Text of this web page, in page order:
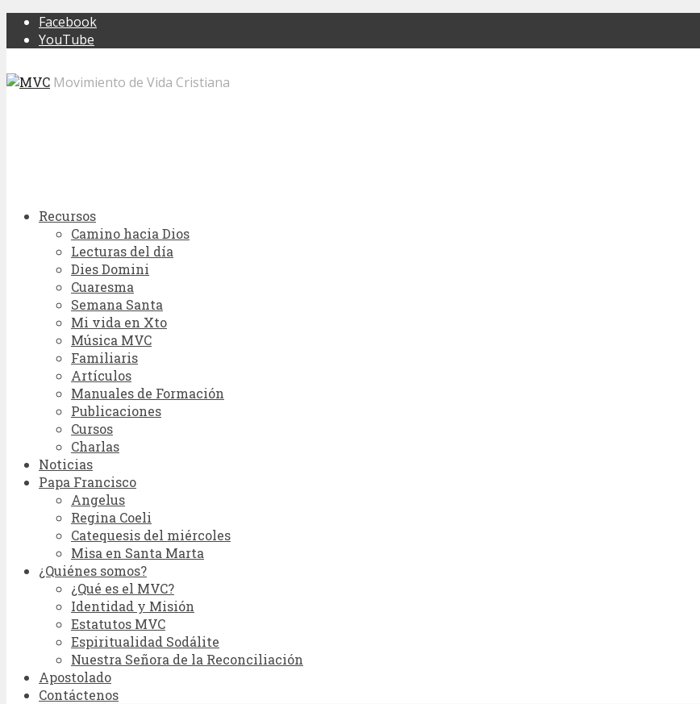
Facebook
YouTube
Movimiento de Vida Cristiana
Recursos
Camino hacia Dios
Lecturas del día
Dies Domini
Cuaresma
Semana Santa
Mi vida en Xto
Música MVC
Familiaris
Artículos
Manuales de Formación
Publicaciones
Cursos
Charlas
Noticias
Papa Francisco
Angelus
Regina Coeli
Catequesis del miércoles
Misa en Santa Marta
¿Quiénes somos?
¿Qué es el MVC?
Identidad y Misión
Estatutos MVC
Espiritualidad Sodálite
Nuestra Señora de la Reconciliación
Apostolado
Contáctenos